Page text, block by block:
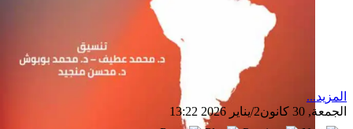
المزيد...
الجمعة, 30 كانون2/يناير 2026 13:22